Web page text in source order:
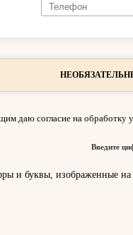
даю согласие на обработку
Введите